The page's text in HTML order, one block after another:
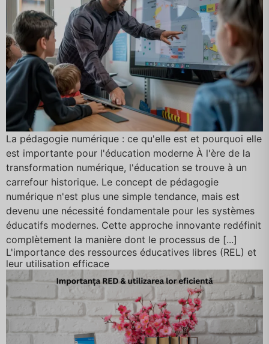
La pédagogie numérique : ce qu'elle est et pourquoi elle
est importante pour l'éducation moderne À l'ère de la
transformation numérique, l'éducation se trouve à un
carrefour historique. Le concept de pédagogie
numérique n'est plus une simple tendance, mais est
devenu une nécessité fondamentale pour les systèmes
éducatifs modernes. Cette approche innovante redéfinit
complètement la manière dont le processus de [...]
L'importance des ressources éducatives libres (REL) et
leur utilisation efficace